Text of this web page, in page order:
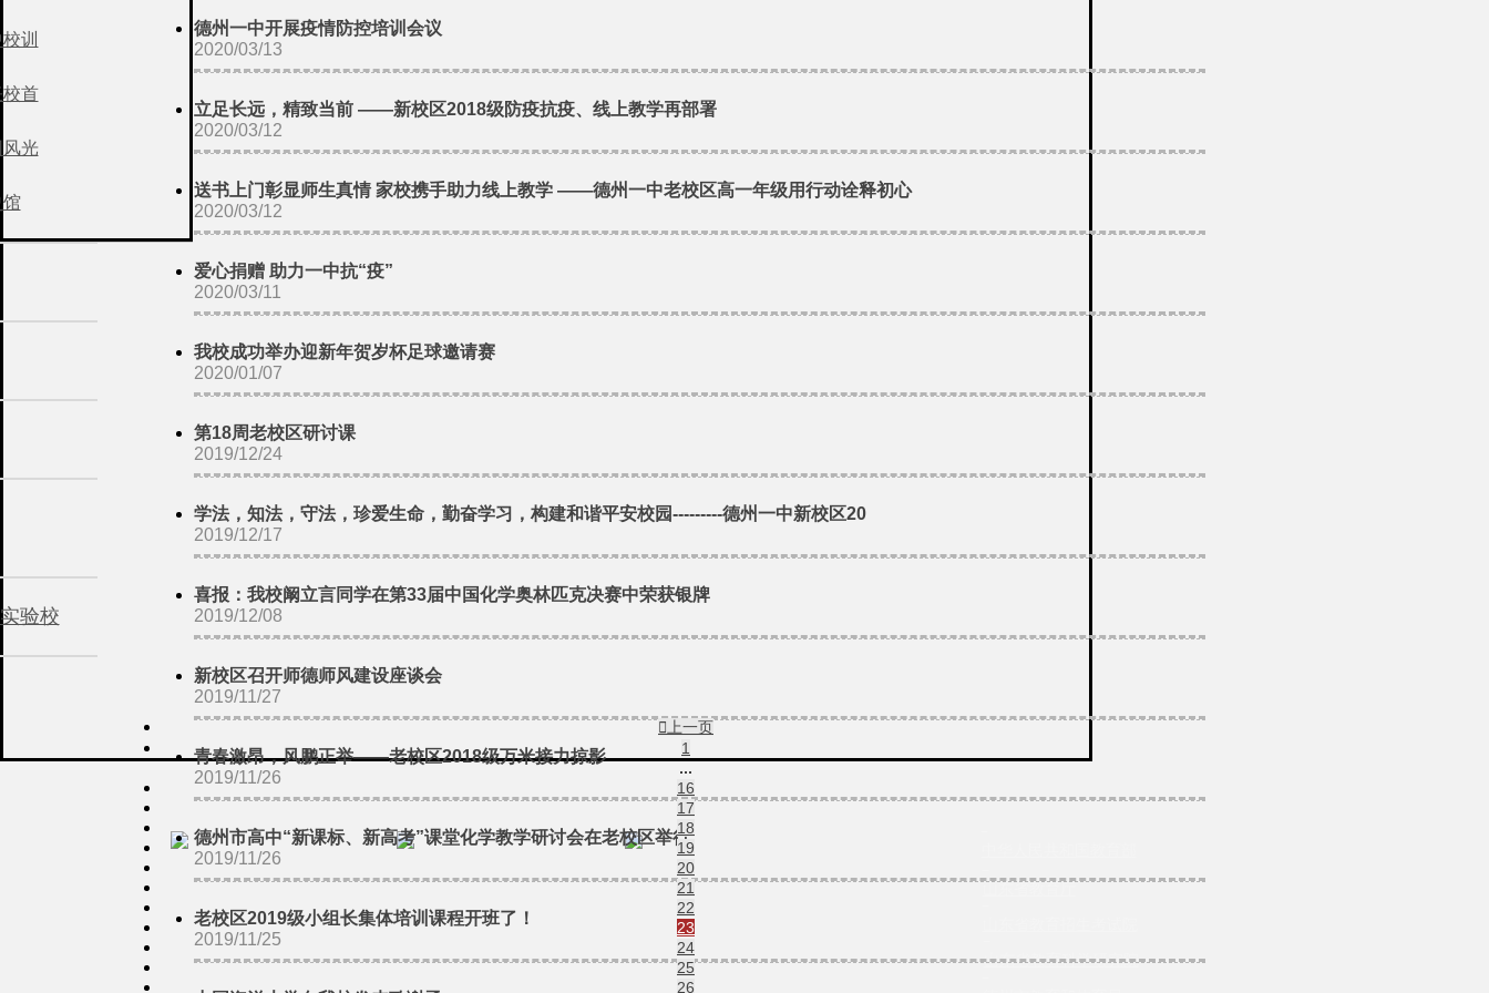
山东省教育科学研究院
德州一中开展疫情防控培训会议
2020/03/13
立足长远，精致当前 ——新校区2018级防疫抗疫、线上教学再部署
2020/03/12
送书上门彰显师生真情 家校携手助力线上教学 ——德州一中老校区高一年级用行动诠释初心
2020/03/12
爱心捐赠 助力一中抗“疫”
2020/03/11
我校成功举办迎新年贺岁杯足球邀请赛
2020/01/07
第18周老校区研讨课
2019/12/24
学法，知法，守法，珍爱生命，勤奋学习，构建和谐平安校园---------德州一中新校区20
2019/12/17
喜报：我校阚立言同学在第33届中国化学奥林匹克决赛中荣获银牌
2019/12/08
新校区召开师德师风建设座谈会
2019/11/27
青春激昂，风鹏正举——老校区2018级万米接力掠影
2019/11/26
德州市高中“新课标、新高考”课堂化学教学研讨会在老校区举行
2019/11/26
老校区2019级小组长集体培训课程开班了！
2019/11/25
 上一页
1
...
16
17
18
19
20
21
22
23
24
25
26
训
首
光
验校